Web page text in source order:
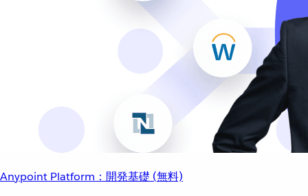
Anypoint Platform：開発基礎 (無料)